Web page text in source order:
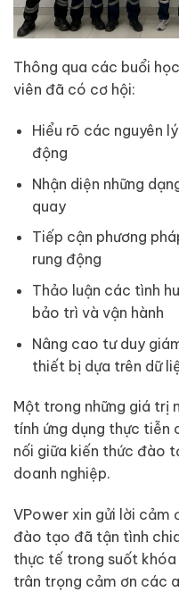
Thông qua các buổi
viên đã có cơ hội:
Hiểu rõ các nguyên
động
Nhận diện những
quay
Tiếp cận phương
rung động
Thảo luận các tình
bảo trì và vận hành
Nâng cao tư duy
thiết bị dựa trên dữ
Một trong những giá trị
tính ứng dụng thực tiễn
nối giữa kiến thức đào
doanh nghiệp.
VPower xin gửi lời cảm
đào tạo đã tận tình
thực tế trong suốt
trân trọng cảm ơn các